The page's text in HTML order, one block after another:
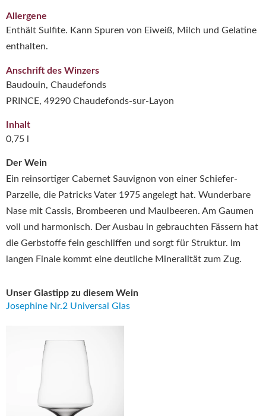
Der Wein
Ein reinsortiger Cabernet Sauvignon von einer Schiefer-
Parzelle, die Patricks Vater 1975 angelegt hat. Wunderbare
Nase mit Cassis, Brombeeren und Maulbeeren. Am Gaumen
voll und harmonisch. Der Ausbau in gebrauchten Fässern hat
die Gerbstoffe fein geschliffen und sorgt für Struktur. Im
langen Finale kommt eine deutliche Mineralität zum Zug.
Unser Glastipp zu diesem Wein
Josephine Nr.2 Universal Glas
Allergene
Enthält Sulfite. Kann Spuren von Eiweiß, Milch und Gelatine
enthalten.
Anschrift des Winzers
Baudouin, Chaudefonds
PRINCE, 49290 Chaudefonds-sur-Layon
Inhalt
0,75 l